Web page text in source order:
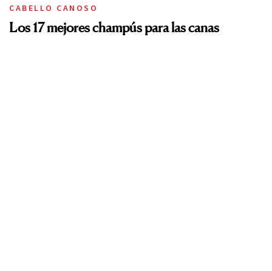
CABELLO CANOSO
Los 17 mejores champús para las canas